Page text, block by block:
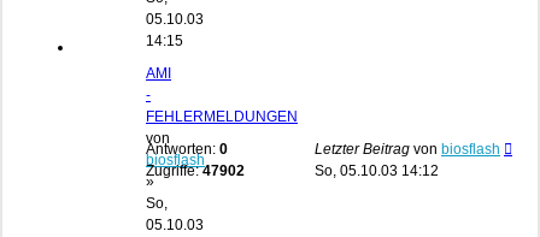
05.10.03
14:15
AMI
-
FEHLERMELDUNGEN
von
biosflash
»
So,
05.10.03
Antworten: 0
Zugriffe:47902
Letzter Beitrag von biosflash
So, 05.10.03 14:12